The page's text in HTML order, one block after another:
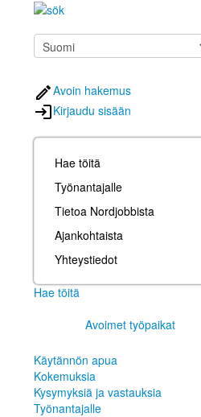
Avoin hakemus
Kirjaudu sisään
Hae töitä
Työnantajalle
Tietoa Nordjobbista
Ajankohtaista
Yhteystiedot
Hae töitä
Avoimet työpaikat
Käytännön apua
Kokemuksia
Kysymyksiä ja vastauksia
Työnantajalle